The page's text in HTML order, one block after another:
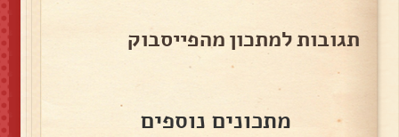
תגובות למתכון מהפייסבוק
מתכונים נוספים